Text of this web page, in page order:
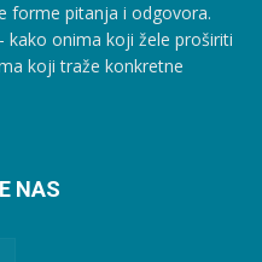
forme pitanja i odgovora.
onima koji žele proširiti
koji traže konkretne
NAS